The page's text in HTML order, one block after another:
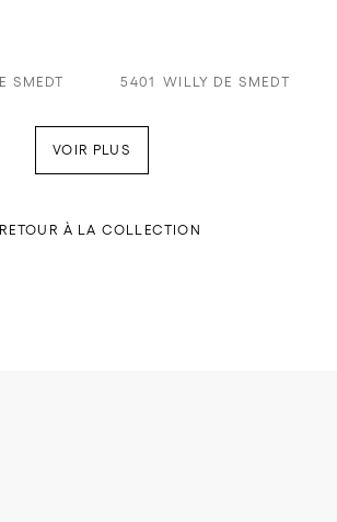
SMEDT 5401 WILLY DE SMEDT
VOIR PLUS
À LA COLLECTION